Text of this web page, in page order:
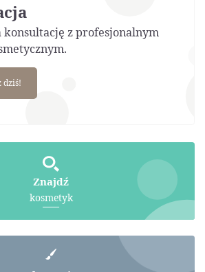
konsultację z profesjonalnym
dziś!
Znajdź
kosmetyk